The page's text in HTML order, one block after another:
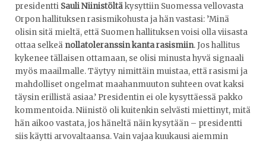
presidentti Sauli Niinistöltäkysyttiin Suomessa vellovasta
Orpon hallituksen rasismikohusta ja hän vastasi: ’Minä
olisin sitä mieltä, että Suomen hallituksen voisi olla viisasta
ottaa selkeä nollatoleranssin kanta rasismiin. Jos hallitus
kykenee tällaisen ottamaan, se olisi minusta hyvä signaali
myös maailmalle. Täytyy nimittäin muistaa, että rasismi ja
mahdolliset ongelmat maahanmuuton suhteen ovat kaksi
täysin erillistä asiaa.’ Presidentin ei ole kysyttäessä pakko
kommentoida. Niinistö oli kuitenkin selvästi miettinyt, mitä
hän aikoo vastata, jos häneltä näin kysytään – presidentti
siis käytti arvovaltaansa. Vain vajaa kuukausi aiemmin